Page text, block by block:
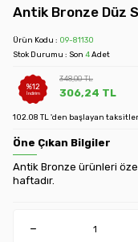
Antik Bronze Düz
Ürün Kodu : 09-8113O
Stok Durumu : Son 4Adet
%12
İndirim
348,00TL
306,24 TL
102.08 TL 'den başlayan
Öne Çıkan Bilgiler
Antik Bronze ürünleri
haftadır.